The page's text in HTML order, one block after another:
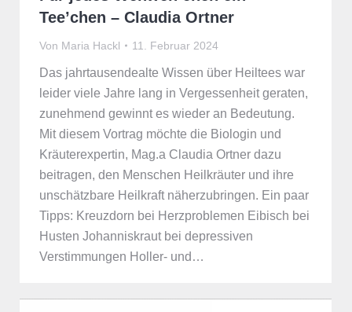
Tee’chen – Claudia Ortner
Von Maria Hackl 11. Februar 2024
Das jahrtausendealte Wissen über Heiltees war
leider viele Jahre lang in Vergessenheit geraten,
zunehmend gewinnt es wieder an Bedeutung.
Mit diesem Vortrag möchte die Biologin und
Kräuterexpertin, Mag.a Claudia Ortner dazu
beitragen, den Menschen Heilkräuter und ihre
unschätzbare Heilkraft näherzubringen. Ein paar
Tipps: Kreuzdorn bei Herzproblemen Eibisch bei
Husten Johanniskraut bei depressiven
Verstimmungen Holler- und…